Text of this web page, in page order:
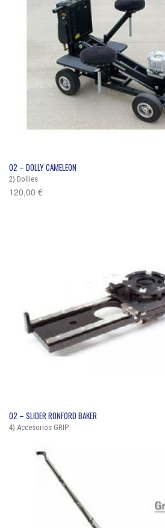
02 – DOLLY CAMELEON
2) Dollies
120,00 €
02 – SLIDER RONFORD BAKER
4) Accesorios GRIP